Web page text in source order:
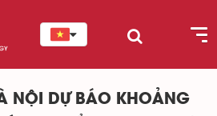
NỘI DỰ BÁO KHOẢNG